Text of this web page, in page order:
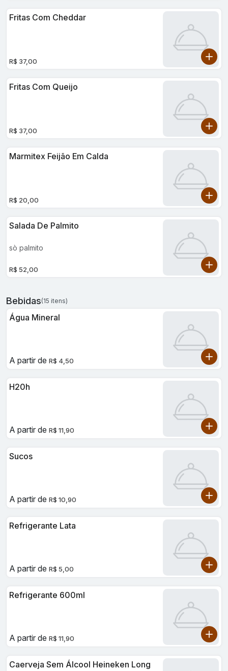
Fritas Com Cheddar
R$ 37,00
Fritas Com Queijo
R$ 37,00
Marmitex Feijão Em Calda
R$ 20,00
Salada De Palmito
sò palmito
R$ 52,00
Bebidas(15 itens)
Água Mineral
A partir de R$ 4,50
H20h
A partir de R$ 11,90
Sucos
A partir de R$ 10,90
Refrigerante Lata
A partir de R$ 5,00
Refrigerante 600ml
A partir de R$ 11,90
Caerveja Sem Álcool Heineken Long